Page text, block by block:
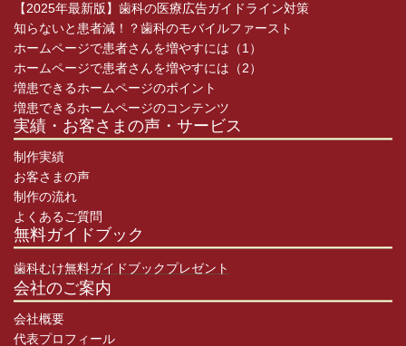
【2025年最新版】歯科の医療広告ガイドライン対策
知らないと患者減！？歯科のモバイルファースト
ホームページで患者さんを増やすには（1）
ホームページで患者さんを増やすには（2）
増患できるホームページのポイント
増患できるホームページのコンテンツ
実績・お客さまの声・サービス
制作実績
お客さまの声
制作の流れ
よくあるご質問
無料ガイドブック
歯科むけ無料ガイドブックプレゼント
会社のご案内
会社概要
代表プロフィール